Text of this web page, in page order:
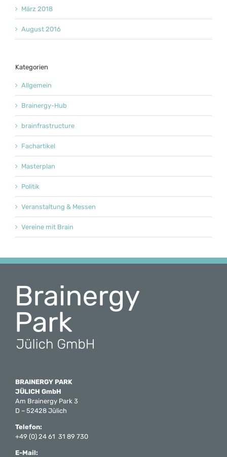
März 2018
August 2016
Kategorien
Allgemein
Brainergy-Hub
brainfrastructure
Fachartikel
Masterplan
Politik
Veranstaltung & Messen
Vereine mit Brain
BRAINERGY PARK
JÜLICH GmbH
Am Brainergy Park 3
D – 52428 Jülich
Telefon:
+49 (0) 24 61 31 89 730
E-Mail: